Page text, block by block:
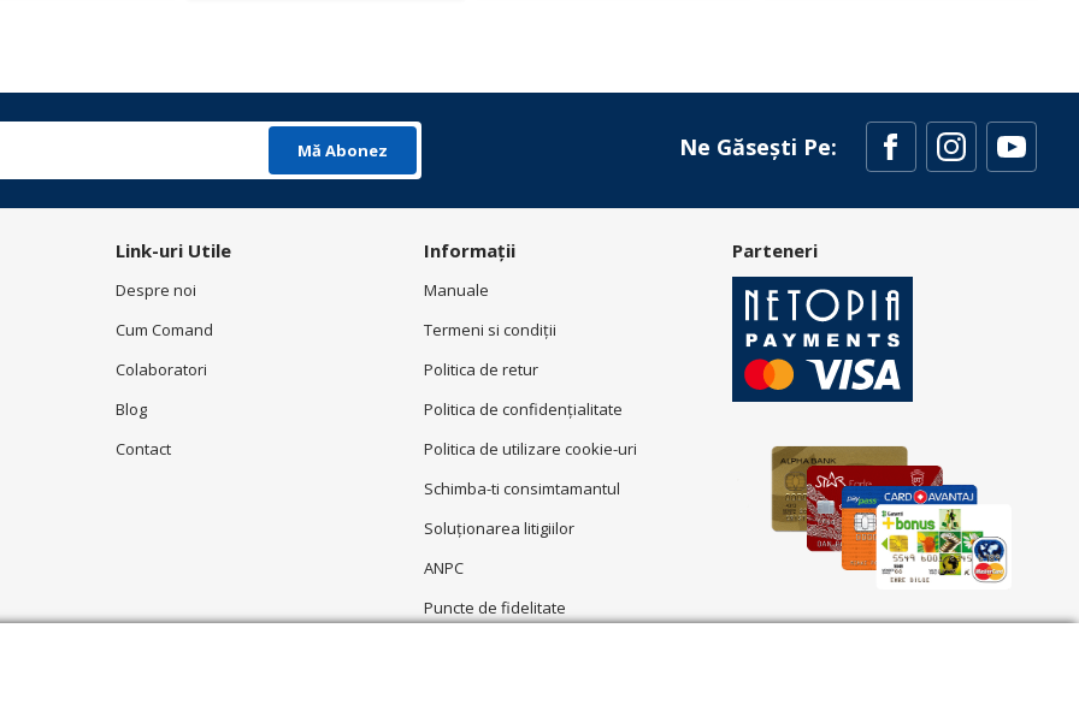
Mă Abonez Ne Găsești Pe:
Link-uri Utile
Despre noi
Cum Comand
Colaboratori
Blog
Contact
Informații
Manuale
Termeni si condiţii
Politica de retur
Politica de confidenţialitate
Politica de utilizare cookie-uri
Schimba-ti consimtamantul
Soluționarea litigiilor
ANPC
Puncte de fidelitate
Parteneri